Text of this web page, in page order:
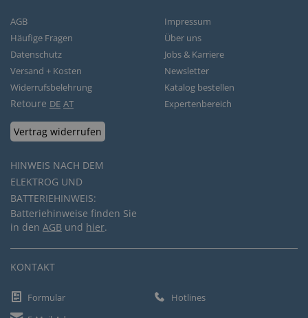
AGB
Häufige Fragen
Datenschutz
Versand + Kosten
Widerrufsbelehrung
Retoure DE AT
Vertrag widerrufen
HINWEIS NACH DEM
ELEKTROG UND
BATTERIEHINWEIS:
Batteriehinweise finden Sie
in den AGB und hier.
Impressum
Über uns
Jobs & Karriere
Newsletter
Katalog bestellen
Expertenbereich
KONTAKT
Formular
Hotlines